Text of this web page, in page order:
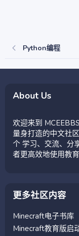
Python编程
About Us
欢迎来到
量身打造的中文社
个 学习、交流、分
者更高效地使用教
更多社区内容
Minecraft电子书库
Minecraft教育版启